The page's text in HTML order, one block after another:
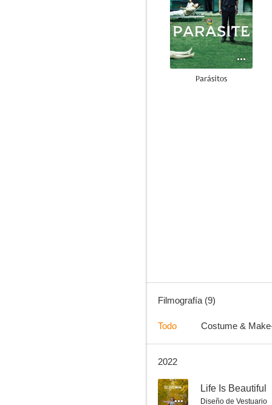
Parásitos
Filmografía (9)
Todo Costume &
2022
-- Life Is Beautiful
Diseño de Vestuario